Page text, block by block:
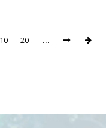
10 20  